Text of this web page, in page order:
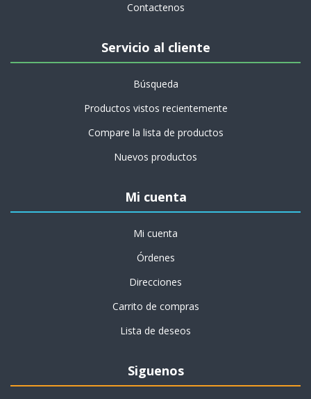
Contactenos
Servicio al cliente
Búsqueda
Productos vistos recientemente
Compare la lista de productos
Nuevos productos
Mi cuenta
Mi cuenta
Órdenes
Direcciones
Carrito de compras
Lista de deseos
Siguenos